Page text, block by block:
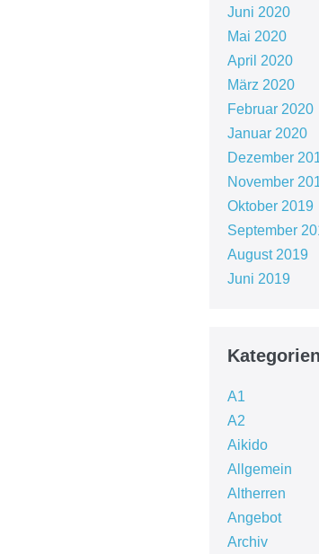
Juni 2020
Mai 2020
April 2020
März 2020
Februar 2020
Januar 2020
Dezember
November
Oktober 2019
September
August 2019
Juni 2019
Kategorien
A1
A2
Aikido
Allgemein
Altherren
Angebot
Archiv